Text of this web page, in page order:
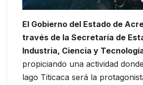
El Gobierno del Estado de
través de la Secretaría de
Industria, Ciencia y
propiciando una actividad
lago Titicaca será la